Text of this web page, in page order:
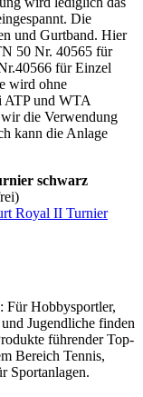
Die
und Gurtband. Hier
50 Nr. 40565 für
für Einzel
wird ohne
ATP und WTA
die Verwendung
kann die Anlage
schwarz
Royal II Turnier
: Für Hobbysportler,
Jugendliche finden
führender Top-
Bereich Tennis,
Sportanlagen.